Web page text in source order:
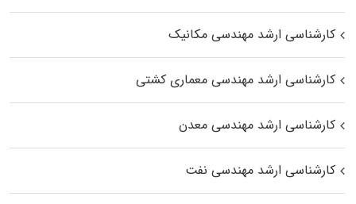
کارشناسی ارشد مهندسی مکانیک
کارشناسی ارشد مهندسی معماری کشتی
کارشناسی ارشد مهندسی معدن
کارشناسی ارشد مهندسی نفت